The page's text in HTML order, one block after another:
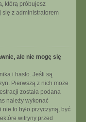
którą próbujesz
z administratorem
ale nie mogę się
i hasło. Jeśli są
Pierwszą z nich może
została podana
należy wykonać
to było przyczyną, być
witryny przed